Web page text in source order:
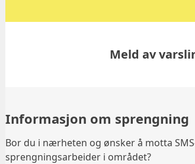
Informasjon om sprengning
Bor du i nærheten og ønsker å motta
sprengningsarbeider i området?
Meld av